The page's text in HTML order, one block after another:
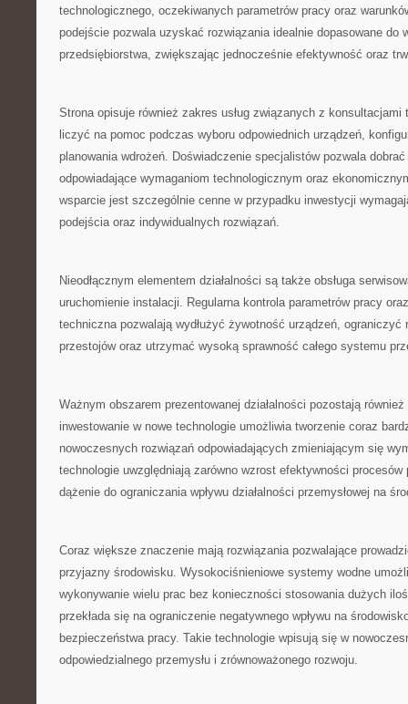
technologicznego, oczekiwanych parametrów pracy oraz
podejście pozwala uzyskać rozwiązania idealnie dopasowane do
przedsiębiorstwa, zwiększając jednocześnie efektywność oraz
Strona opisuje również zakres usług związanych z
liczyć na pomoc podczas wyboru odpowiednich urządzeń,
planowania wdrożeń. Doświadczenie specjalistów pozwala
odpowiadające wymaganiom technologicznym oraz
wsparcie jest szczególnie cenne w przypadku inwestycji
podejścia oraz indywidualnych rozwiązań.
Nieodłącznym elementem działalności są także obsługa
uruchomienie instalacji. Regularna kontrola parametrów pracy
techniczna pozwalają wydłużyć żywotność urządzeń, ograniczyć
przestojów oraz utrzymać wysoką sprawność całego systemu
Ważnym obszarem prezentowanej działalności pozostają również
inwestowanie w nowe technologie umożliwia tworzenie coraz
nowoczesnych rozwiązań odpowiadających zmieniającym się
technologie uwzględniają zarówno wzrost efektywności procesów
dążenie do ograniczania wpływu działalności przemysłowej na
Coraz większe znaczenie mają rozwiązania pozwalające
przyjazny środowisku. Wysokociśnieniowe systemy wodne
wykonywanie wielu prac bez konieczności stosowania dużych
przekłada się na ograniczenie negatywnego wpływu na
bezpieczeństwa pracy. Takie technologie wpisują się w
odpowiedzialnego przemysłu i zrównoważonego rozwoju.